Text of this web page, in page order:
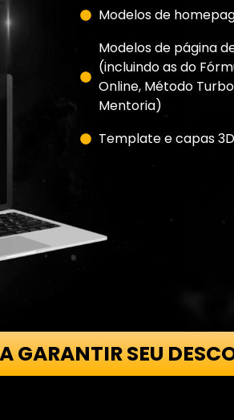
Modelos de
Modelos de página
(incluindo as do
Online, Método
Mentoria)
Template e capas
GARANTIR SEU